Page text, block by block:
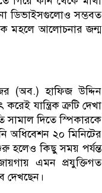
ডিভাইসগুলোও সম্ভবত
মহলে আলোচনার জন্ম
(অব.) হাফিজ উদ্দিন
যান্ত্রিক ত্রুটি দেখা
সামাল দিতে স্পিকারকে
অধিবেশন ২০ মিনিটের
হলেও কিছু সময় পর্যন্ত
এমন প্রযুক্তিগত
দেখছেন।